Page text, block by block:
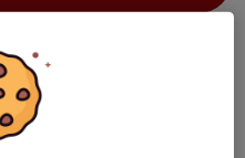
som delar ut
pengarna inte räcker till.
ett barnkalas, avgiften till